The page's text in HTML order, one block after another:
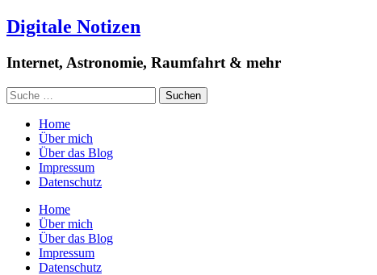
Digitale Notizen
Internet, Astronomie, Raumfahrt & mehr
Home
Über mich
Über das Blog
Impressum
Datenschutz
Home
Über mich
Über das Blog
Impressum
Datenschutz